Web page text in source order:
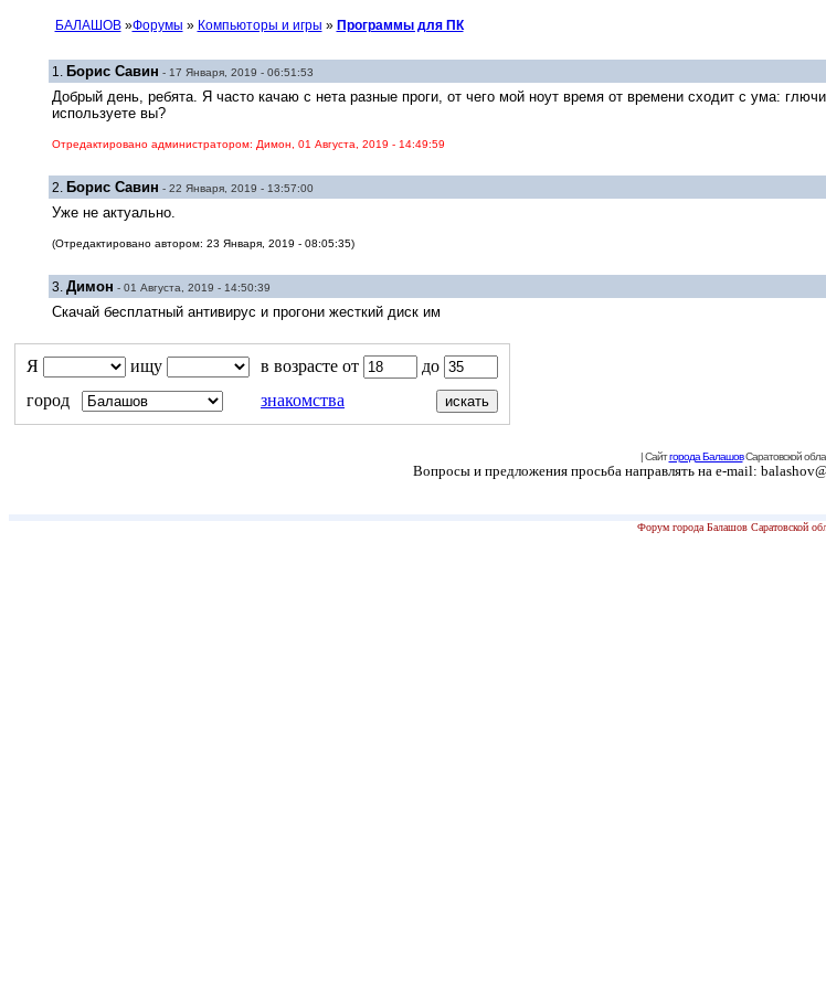
БАЛАШОВ»Форумы » Компьюторы и игры » Программы для ПК
1. Борис Савин - 17 Января, 2019 - 06:51:53
Добрый день, ребята. Я часто качаю с нета разные проги, от чего мой ноут время от времени сходит с ума:
используете вы?
Отредактировано администратором: Димон, 01 Августа, 2019 - 14:49:59
2. Борис Савин - 22 Января, 2019 - 13:57:00
Уже не актуально.
(Отредактировано автором: 23 Января, 2019 - 08:05:35)
3. Димон - 01 Августа, 2019 - 14:50:39
Скачай бесплатный антивирус и прогони жесткий диск им
Я ищу в возрасте от
до
город
знакомства
| Сайтгорода БалашовСаратовской
Вопросы и предложения просьба направлять на e-mail:
Форум города Балашов Саратовской